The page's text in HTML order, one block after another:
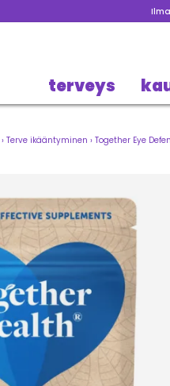
terveys
› Terve ikääntyminen › Together Eye